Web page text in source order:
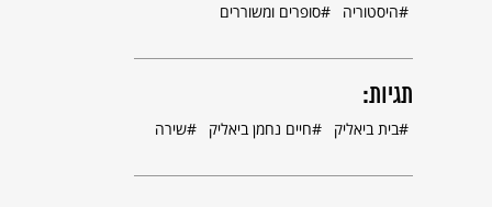
היסטוריה סופרים ומשוררים
תגיות:
בית ביאליק חיים נחמן ביאליק שירה